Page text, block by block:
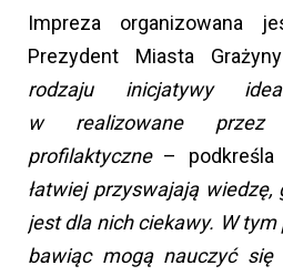
Impreza organizowana
Prezydent Miasta
rodzaju inicjatywy
w realizowane przez
profilaktyczne– podkreśla
łatwiej przyswajają
jest dla nich ciekawy. W
bawiąc mogą nauczyć się